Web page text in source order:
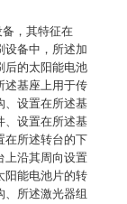
，其特征在
设备中，所述加
后的太阳能电池
述基座上用于传
、设置在所述基
、设置在所述基
在所述转台的下
上沿其周向设置
阳能电池片的转
、所述激光器组